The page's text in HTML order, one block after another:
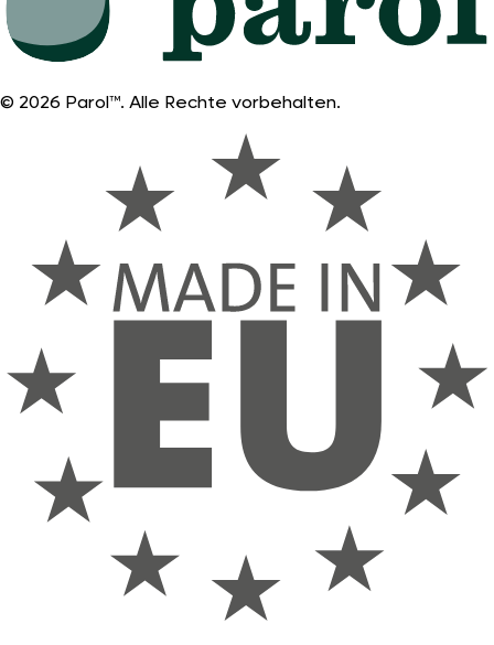
© 2026 Parol™. Alle Rechte vorbehalten.